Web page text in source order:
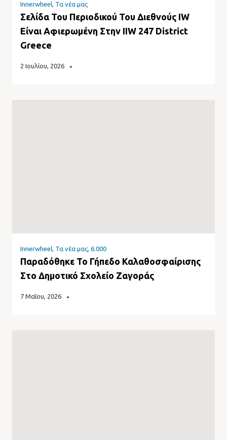
Innerwheel, Τα νέα μας
Σελίδα Του Περιοδικού Του Διεθνούς IW
Είναι Αφιερωμένη Στην IIW 247 District
Greece
2 Ιουλίου, 2026
Innerwheel, Τα νέα μας, 6.000
Παραδόθηκε Το Γήπεδο Καλαθοσφαίρισης
Στο Δημοτικό Σχολείο Ζαγοράς
7 Μαΐου, 2026